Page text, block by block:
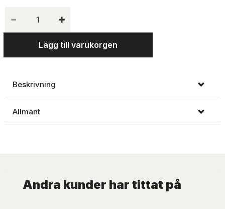
Lägg till varukorgen
Beskrivning
Allmänt
Andra kunder har tittat på